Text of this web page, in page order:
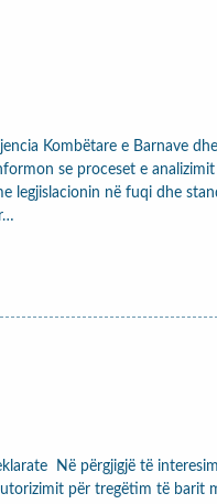
Kombëtare e Barnave
se proceset e
legjislacionin në fuqi dhe
Në përgjigjë të
për tregëtim të barit